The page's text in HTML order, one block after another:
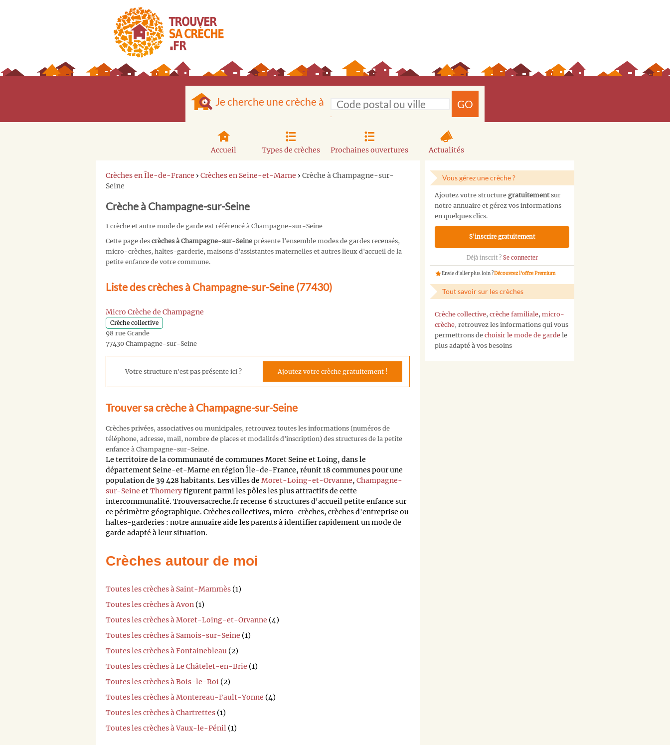
Je cherche une crèche à GO
Accueil Types de crèches Prochaines ouvertures Actualités
Crèches en Île-de-France › Crèches en Seine-et-Marne › Crèche à Champagne-sur-
Seine
Crèche à Champagne-sur-Seine
1 crèche et autre mode de garde est référencé à Champagne-sur-Seine
Cette page des crèches à Champagne-sur-Seine présente l'ensemble modes de gardes recensés,
micro-crèches, haltes-garderie, maisons d'assistantes maternelles et autres lieux d'accueil de la
petite enfance de votre commune.
Liste des crèches à Champagne-sur-Seine (77430)
Micro Crèche de Champagne
Crèche collective
98 rue Grande
77430 Champagne-sur-Seine
Votre structure n'est pas présente ici ? Ajoutez votre crèche gratuitement !
Trouver sa crèche à Champagne-sur-Seine
Crèches privées, associatives ou municipales, retrouvez toutes les informations (numéros de
téléphone, adresse, mail, nombre de places et modalités d'inscription) des structures de la petite
enfance à Champagne-sur-Seine.
Le territoire de la communauté de communes Moret Seine et Loing, dans le
département Seine-et-Marne en région Île-de-France, réunit 18 communes pour une
population de 39 428 habitants. Les villes de Moret-Loing-et-Orvanne, Champagne-
sur-Seine etThomeryfigurent parmi les pôles les plus attractifs de cette
intercommunalité. Trouversacreche.fr recense 6 structures d'accueil petite enfance sur
ce périmètre géographique. Crèches collectives, micro-crèches, crèches d'entreprise ou
haltes-garderies : notre annuaire aide les parents à identifier rapidement un mode de
garde adapté à leur situation.
Crèches autour de moi
Toutes les crèches à Saint-Mammès (1)
Toutes les crèches à Avon (1)
Toutes les crèches à Moret-Loing-et-Orvanne (4)
Toutes les crèches à Samois-sur-Seine (1)
Toutes les crèches à Fontainebleau (2)
Toutes les crèches à Le Châtelet-en-Brie (1)
Toutes les crèches à Bois-le-Roi (2)
Toutes les crèches à Montereau-Fault-Yonne (4)
Toutes les crèches à Chartrettes (1)
Toutes les crèches à Vaux-le-Pénil (1)
Vous gérez une crèche ?
Ajoutez votre structure gratuitementsur
notre annuaire et gérez vos informations
en quelques clics.
S'inscrire gratuitement
Déjà inscrit ? Se connecter
Envie d'aller plus loin ?Découvrez l'offre Premium
Tout savoir sur les crèches
Crèche collective, crèche familiale, micro-
crèche, retrouvez les informations qui vous
permettrons de choisir le mode de garde le
plus adapté à vos besoins